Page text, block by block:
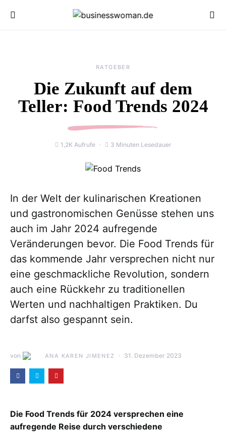
RATGEBER
Die Zukunft auf dem
Teller: Food Trends 2024
1,2K Aufrufe 3 Minuten Lesedauer
In der Welt der kulinarischen Kreationen
und gastronomischen Genüsse stehen uns
auch im Jahr 2024 aufregende
Veränderungen bevor. Die Food Trends für
das kommende Jahr versprechen nicht nur
eine geschmackliche Revolution, sondern
auch eine Rückkehr zu traditionellen
Werten und nachhaltigen Praktiken. Du
darfst also gespannt sein.
von ANA KAREN JIMENEZ 31. Dezember 2023
Die Food Trends für 2024 versprechen eine
aufregende Reise durch verschiedene